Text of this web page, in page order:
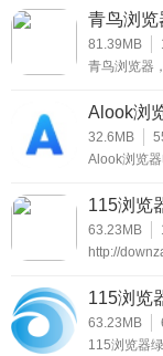
化支持，又可以无
网购网站，网购
首创物理带宽提
将带宽瞬间提高
压力！尽情享受
最新影音，一网
动漫、公开课、
资源在手，轻松
软件还有游
根据个人爱
式，喜欢的
青鸟浏览
81.39MB
青鸟浏览器
件。采用的
快、占用的
护，并可以
Alook浏
32.6MB
Alook浏览
导用户推送
航、菜单和
言翻译，可
epub、
115浏览
63.23MB
http://
115浏览
63.23MB
115浏览器